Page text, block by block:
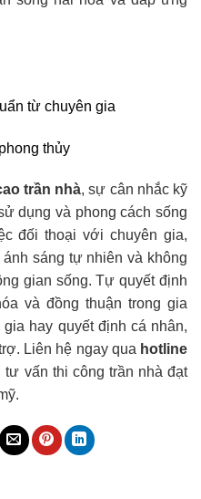
từ chuyên gia
thủy
trần nhà, sự cân nhắc kỹ
dụng và phong cách sống
đối thoại với chuyên gia,
sáng tự nhiên và không
gian sống. Tự quyết định
và đồng thuận trong gia
hay quyết định cá nhân,
Liên hệ ngay qua hotline
vấn thi công trần nhà đạt